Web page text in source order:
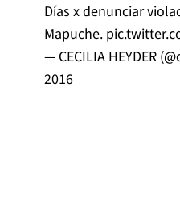
Días x denunciar
Mapuche.
— CECILIA HEYDER
2016